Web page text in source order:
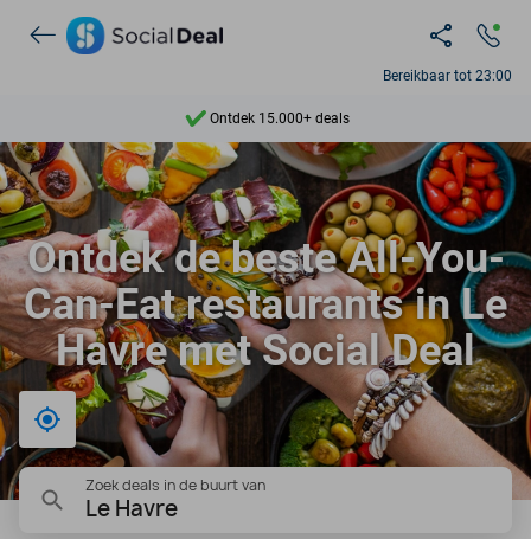
Bereikbaar tot 23:00
7 dagen per week beschikbaar
10+ miljoen leden
9,4
Ontdek 15.000+ deals
Ontdek de beste All-You-
Can-Eat restaurants in Le
Havre met Social Deal
Bij mij in de buurt
Zoek deals in de buurt van
Le Havre